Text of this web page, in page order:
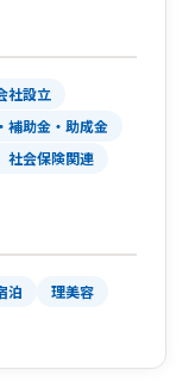
社設立
補助金・助成金
社会保険関連
泊
理美容